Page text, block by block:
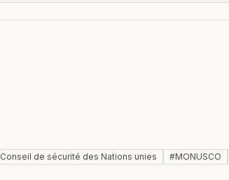
Conseil de sécurité des Nations unies #MONUSCO